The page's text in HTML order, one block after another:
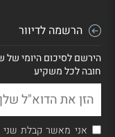
הרשמה לדיוור
הירשם לסיכום היומי של
חובה לכל משקיע
אני מאשר קבלת שני